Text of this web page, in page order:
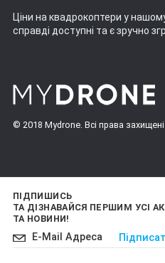
Ціни на квадрокоптери у
справді доступні та є зручно
© 2018 Mydrone. Всі права захищені.
ПІДПИШИСЬ
ТА ДІЗНАВАЙСЯ ПЕРШИМ УСІ
ТА НОВИНИ!